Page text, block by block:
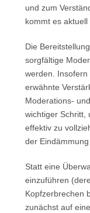
und zum
kommt es aktuell
Die
sorgfältige
werden.
erwähnte
Moderations-
wichtiger Schritt,
effektiv zu
der
Statt eine
einzuführen
Kopfzerbrechen
zunächst auf